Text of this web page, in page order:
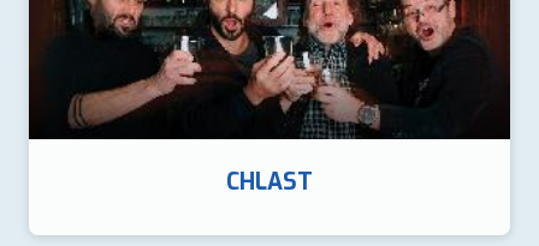
CHLAST